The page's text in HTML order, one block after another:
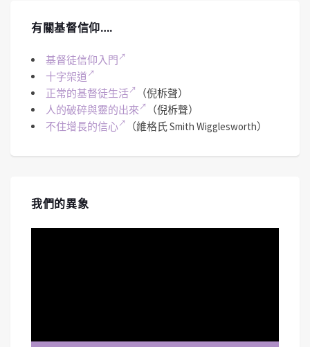
有關基督信仰….
基督徒信仰入門
十字架道
正常的基督徒生活
（倪柝聲）
人的破碎與靈的出來
（倪柝聲）
不住增長的信心
（維格氏 Smith Wigglesworth）
我們的異象